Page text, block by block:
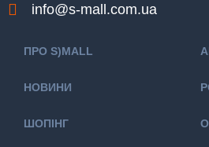
info@s-mall.com.ua
ПРО S)MALL
НОВИНИ
ШОПІНГ